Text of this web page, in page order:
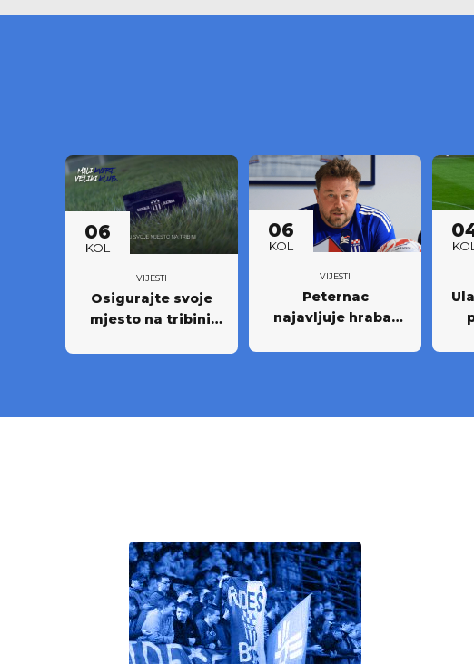
06
KOL
VIJESTI
Osigurajte svoje
mjesto na tribini:
06
KOL
VIJESTI
Peternac
najavljuje hrabar
KOL